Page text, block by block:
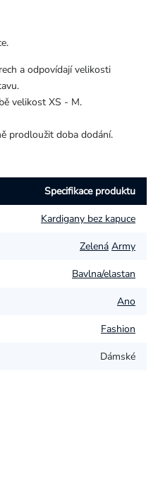
a odpovídají velikosti
velikost XS - M.
prodloužit doba dodání.
Specifikace produktu
Kardigany bez kapuce
Zelená Army
Bavlna/elastan
Ano
Fashion
Dámské